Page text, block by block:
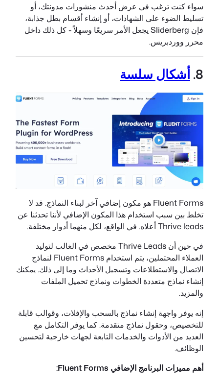
سواء كنت ترغب في عرض أحدث منشورات مدونتك، أو
تسليط الضوء على الشهادات، أو إنشاء أقسام بطل جذابة،
فإن Sliderberg يجعل الأمر سريعًا وسهلاً - كل ذلك داخل
محرر ووردبريس.
8. أشكال سلسة
Fluent Forms هو مكون إضافي آخر لبناء النماذج. قد لا
تخلط بين سبب استخدام هذا المكون الإضافي لأننا تحدثنا عن
Thrive leads أعلاه. في الواقع، لكل منهما أدوار مختلفة.
في حين أن Thrive Leads مخصص في الغالب لتوليد
العملاء المحتملين، يتم استخدام Fluent Forms لنماذج
الاتصال والاستطلاعات وتسجيل الأحداث وما إلى ذلك. يمكنك
إنشاء نماذج متعددة الخطوات ونماذج تحميل الملفات
والمزيد.
إنه يوفر واجهة إنشاء نماذج بالسحب والإفلات، وقوالب قابلة
للتخصيص، وحقول نماذج متقدمة. كما يوفر التكامل مع
العديد من الأدوات والخدمات التابعة لجهات خارجية لتحسين
الوظائف.
أهم مميزات البرنامج الإضافي Fluent Forms: